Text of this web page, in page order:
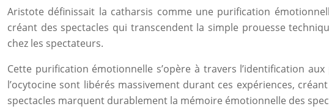
Aristote définissait la catharsis comme une purification
créant des spectacles qui transcendent la simple prouesse
chez les spectateurs.
Cette purification émotionnelle s’opère à travers l’identification
l’ocytocine sont libérés massivement durant ces expériences,
spectacles marquent durablement la mémoire émotionnelle des